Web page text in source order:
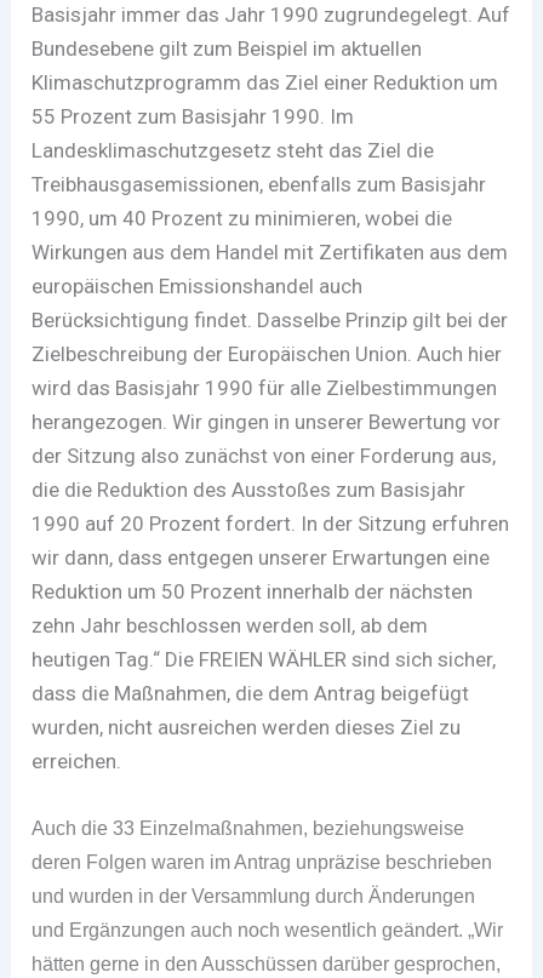
Basisjahr immer das Jahr 1990 zugrundegelegt. Auf
Bundesebene gilt zum Beispiel im aktuellen
Klimaschutzprogramm das Ziel einer Reduktion um
55 Prozent zum Basisjahr 1990. Im
Landesklimaschutzgesetz steht das Ziel die
Treibhausgasemissionen, ebenfalls zum Basisjahr
1990, um 40 Prozent zu minimieren, wobei die
Wirkungen aus dem Handel mit Zertifikaten aus dem
europäischen Emissionshandel auch
Berücksichtigung findet. Dasselbe Prinzip gilt bei der
Zielbeschreibung der Europäischen Union. Auch hier
wird das Basisjahr 1990 für alle Zielbestimmungen
herangezogen. Wir gingen in unserer Bewertung vor
der Sitzung also zunächst von einer Forderung aus,
die die Reduktion des Ausstoßes zum Basisjahr
1990 auf 20 Prozent fordert. In der Sitzung erfuhren
wir dann, dass entgegen unserer Erwartungen eine
Reduktion um 50 Prozent innerhalb der nächsten
zehn Jahr beschlossen werden soll, ab dem
heutigen Tag.“ Die FREIEN WÄHLER sind sich sicher,
dass die Maßnahmen, die dem Antrag beigefügt
wurden, nicht ausreichen werden dieses Ziel zu
erreichen.
Auch die 33 Einzelmaßnahmen, beziehungsweise
deren Folgen waren im Antrag unpräzise beschrieben
und wurden in der Versammlung durch Änderungen
und Ergänzungen auch noch wesentlich geändert. „Wir
hätten gerne in den Ausschüssen darüber gesprochen,